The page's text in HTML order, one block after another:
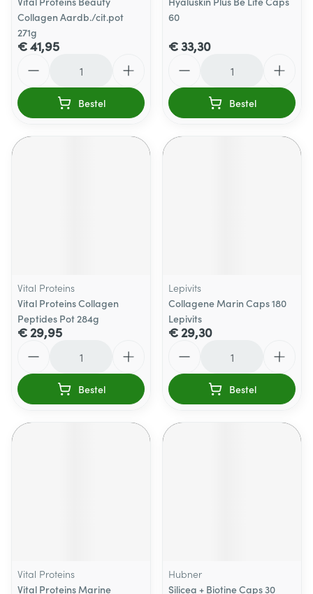
Collagen Aardb./cit.pot
271g
€ 41,95
Bestel
60
€ 33,30
Bestel
Vital Proteins
Vital Proteins Collagen
Peptides Pot 284g
€ 29,95
Bestel
Lepivits
Collagene Marin Caps 180
Lepivits
€ 29,30
Bestel
Vital Proteins
Vital Proteins Marine
Hubner
Silicea + Biotine Caps 30